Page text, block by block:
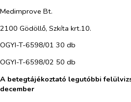
Medimprove Bt.
2100 Gödöllő, Szkíta krt.10.
OGYI-T-6598/01 30 db
OGYI-T-6598/02 50 db
A betegtájékoztató legutóbbi
december